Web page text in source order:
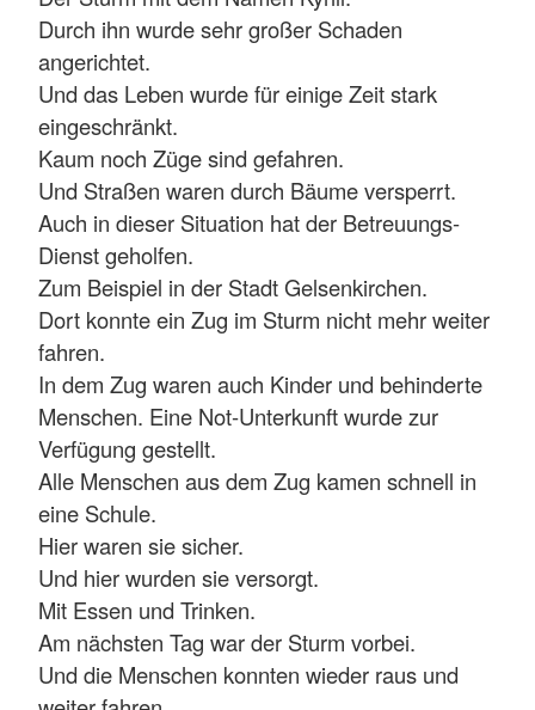
Durch ihn wurde sehr großer Schaden
angerichtet.
Und das Leben wurde für einige Zeit stark
eingeschränkt.
Kaum noch Züge sind gefahren.
Und Straßen waren durch Bäume versperrt.
Auch in dieser Situation hat der Betreuungs-
Dienst geholfen.
Zum Beispiel in der Stadt Gelsenkirchen.
Dort konnte ein Zug im Sturm nicht mehr weiter
fahren.
In dem Zug waren auch Kinder und behinderte
Menschen. Eine Not-Unterkunft wurde zur
Verfügung gestellt.
Alle Menschen aus dem Zug kamen schnell in
eine Schule.
Hier waren sie sicher.
Und hier wurden sie versorgt.
Mit Essen und Trinken.
Am nächsten Tag war der Sturm vorbei.
Und die Menschen konnten wieder raus und